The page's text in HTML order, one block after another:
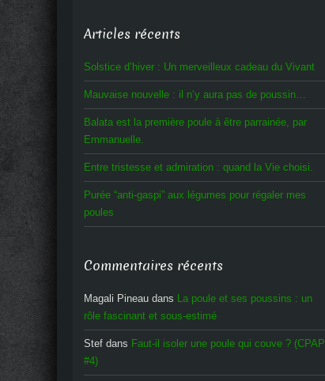
Articles récents
Solstice d’hiver : Un merveilleux cadeau du Vivant
Mauvaise nouvelle : il n’y aura pas de poussin…
Balata est la première poule à être parrainée, par
Emmanuelle.
Entre tristesse et admiration : quand la Vie choisi.
Purée “anti-gaspi” aux légumes pour régaler mes
poules
Commentaires récents
Magali Pineau dans La poule et ses poussins : un
rôle fascinant et sous-estimé
Stef dans Faut-il isoler une poule qui couve ? (CPAP
#4)